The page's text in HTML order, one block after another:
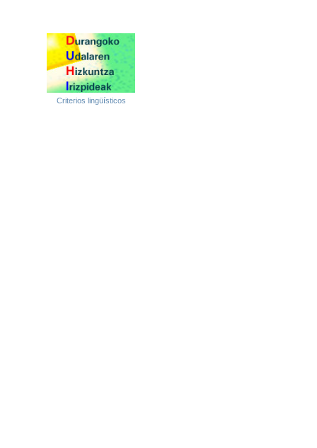
Criterios lingüísticos